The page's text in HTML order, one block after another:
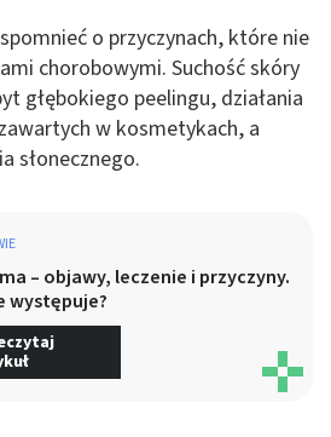
o przyczynach, które nie
chorobowymi. Suchość skóry
głębokiego peelingu, działania
w kosmetykach, a
słonecznego.
– objawy, leczenie i przyczyny.
występuje?